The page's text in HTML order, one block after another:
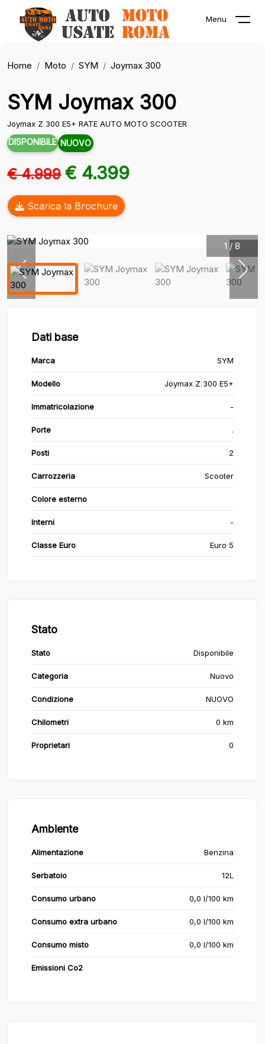
Menu
Home Moto SYM Joymax 300
SYM Joymax 300
Joymax Z 300 E5+ RATE AUTO MOTO SCOOTER
DISPONIBILE NUOVO
€ 4.999 € 4.399
Scarica la Brochure
1 / 8
Dati base
Marca SYM
Modello Joymax Z 300 E5+
Immatricolazione -
Porte .
Posti 2
Carrozzeria Scooter
Colore esterno
Interni -
Classe Euro Euro 5
Stato
Stato Disponibile
Categoria Nuovo
Condizione NUOVO
Chilometri 0 km
Proprietari 0
Ambiente
Alimentazione Benzina
Serbatoio 12L
Consumo urbano 0,0 l/100 km
Consumo extra urbano 0,0 l/100 km
Consumo misto 0,0 l/100 km
Emissioni Co2